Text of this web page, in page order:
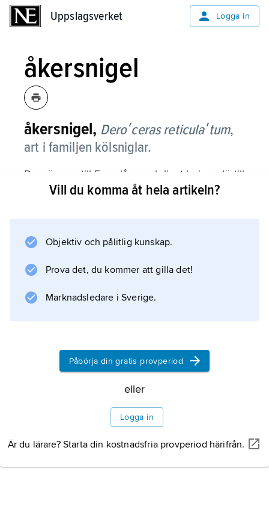
Uppslagsverket Logga in
åkersnigel
åkersnigel, Deroʹceras reticulaʹtum,
art i familjen kölsniglar.
Den är upp till 5 cm lång och ljust beige, därtill
oftast oregelbundet mörkt fläckig eller
skadegörare i trädgårdar och frilandsodlingar. I
Norrland.
Vill du komma åt hela artikeln?
Objektiv och pålitlig kunskap.
Prova det, du kommer att gilla det!
Marknadsledare i Sverige.
Påbörja din gratis provperiod
eller
Logga in
Är du lärare? Starta din kostnadsfria provperiod härifrån.